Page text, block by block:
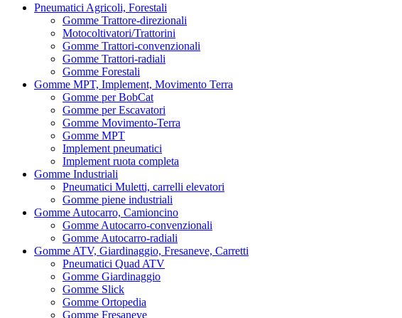
Pneumatici Agricoli, Forestali
Gomme Trattore-direzionali
Motocoltivatori/Trattorini
Gomme Trattori-convenzionali
Gomme Trattori-radiali
Gomme Forestali
Gomme MPT, Implement, Movimento Terra
Gomme per BobCat
Gomme per Escavatori
Gomme Movimento-Terra
Gomme MPT
Implement pneumatici
Implement ruota completa
Gomme Industriali
Pneumatici Muletti, carrelli elevatori
Gomme piene industriali
Gomme Autocarro, Camioncino
Gomme Autocarro-convenzionali
Gomme Autocarro-radiali
Gomme ATV, Giardinaggio, Fresaneve, Carretti
Pneumatici Quad ATV
Gomme Giardinaggio
Gomme Slick
Gomme Ortopedia
Gomme Fresaneve